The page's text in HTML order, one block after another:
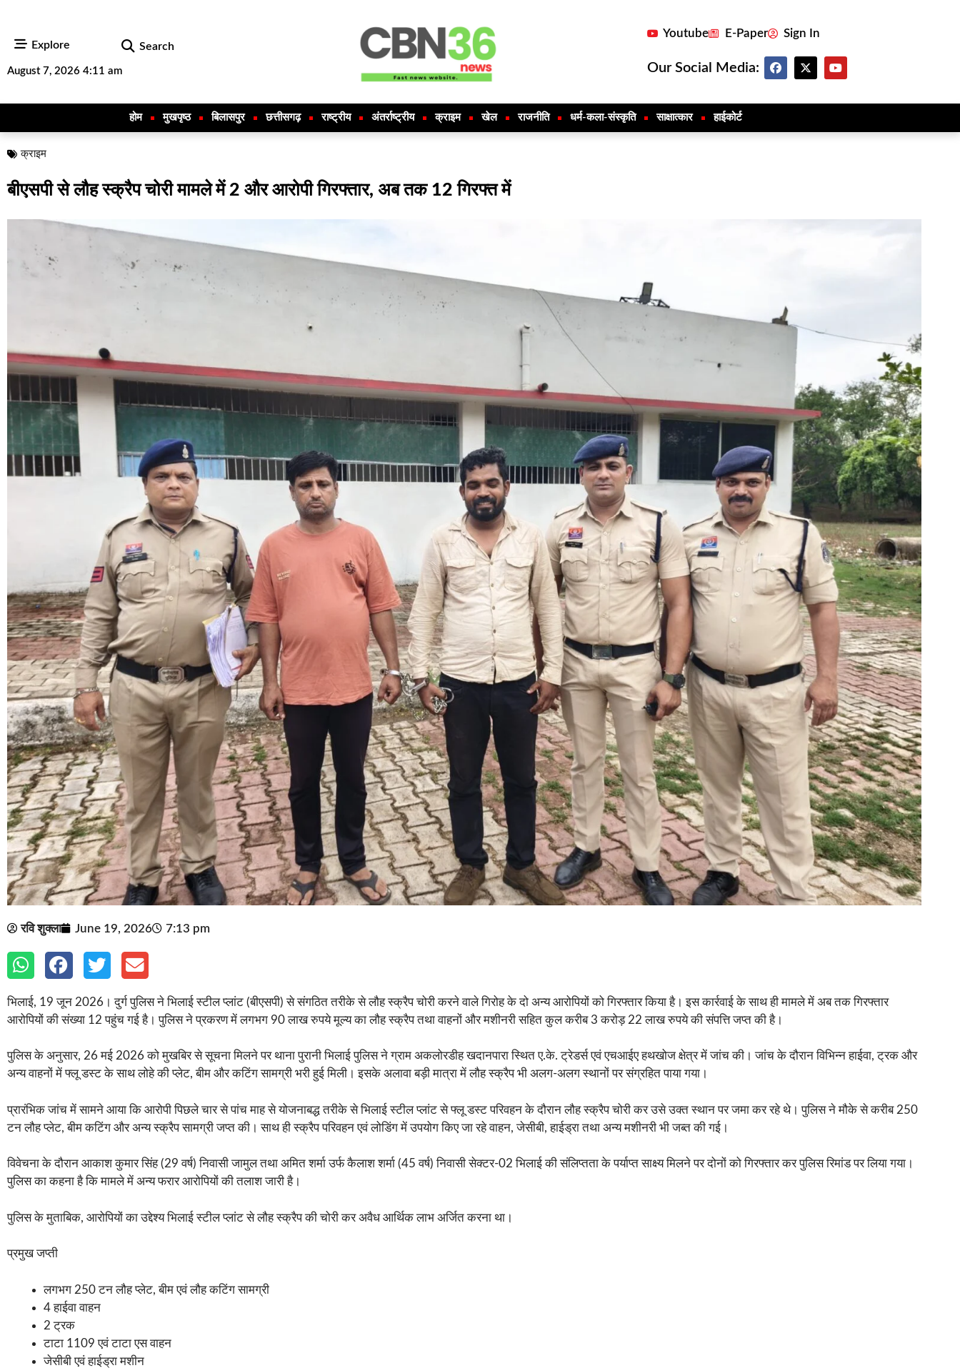
Explore Search
August 7, 2026 4:11 am
Youtube E-Paper Sign In
Our Social Media:
होम मुखपृष्ठ बिलासपुर छत्तीसगढ़ राष्ट्रीय अंतर्राष्ट्रीय क्राइम खेल राजनीति धर्म-कला-संस्कृति साक्षात्कार हाईकोर्ट
क्राइम
बीएसपी से लौह स्क्रैप चोरी मामले में 2 और आरोपी गिरफ्तार, अब तक 12 गिरफ्त में
रवि शुक्ला June 19, 2026 7:13 pm
भिलाई, 19 जून 2026। दुर्ग पुलिस ने भिलाई स्टील प्लांट (बीएसपी) से संगठित तरीके से लौह स्क्रैप चोरी करने वाले गिरोह के दो अन्य आरोपियों को गिरफ्तार किया है। इस कार्रवाई के साथ ही मामले में अब तक गिरफ्तार
आरोपियों की संख्या 12 पहुंच गई है। पुलिस ने प्रकरण में लगभग 90 लाख रुपये मूल्य का लौह स्क्रैप तथा वाहनों और मशीनरी सहित कुल करीब 3 करोड़ 22 लाख रुपये की संपत्ति जप्त की है।
पुलिस के अनुसार, 26 मई 2026 को मुखबिर से सूचना मिलने पर थाना पुरानी भिलाई पुलिस ने ग्राम अकलोरडीह खदानपारा स्थित ए.के. ट्रेडर्स एवं एचआईए हथखोज क्षेत्र में जांच की। जांच के दौरान विभिन्न हाईवा, ट्रक और
अन्य वाहनों में फ्लू डस्ट के साथ लोहे की प्लेट, बीम और कटिंग सामग्री भरी हुई मिली। इसके अलावा बड़ी मात्रा में लौह स्क्रैप भी अलग-अलग स्थानों पर संग्रहित पाया गया।
प्रारंभिक जांच में सामने आया कि आरोपी पिछले चार से पांच माह से योजनाबद्ध तरीके से भिलाई स्टील प्लांट से फ्लू डस्ट परिवहन के दौरान लौह स्क्रैप चोरी कर उसे उक्त स्थान पर जमा कर रहे थे। पुलिस ने मौके से करीब 250
टन लौह प्लेट, बीम कटिंग और अन्य स्क्रैप सामग्री जप्त की। साथ ही स्क्रैप परिवहन एवं लोडिंग में उपयोग किए जा रहे वाहन, जेसीबी, हाईड्रा तथा अन्य मशीनरी भी जब्त की गई।
विवेचना के दौरान आकाश कुमार सिंह (29 वर्ष) निवासी जामुल तथा अमित शर्मा उर्फ कैलाश शर्मा (45 वर्ष) निवासी सेक्टर-02 भिलाई की संलिप्तता के पर्याप्त साक्ष्य मिलने पर दोनों को गिरफ्तार कर पुलिस रिमांड पर लिया गया।
पुलिस का कहना है कि मामले में अन्य फरार आरोपियों की तलाश जारी है।
पुलिस के मुताबिक, आरोपियों का उद्देश्य भिलाई स्टील प्लांट से लौह स्क्रैप की चोरी कर अवैध आर्थिक लाभ अर्जित करना था।
प्रमुख जप्ती
लगभग 250 टन लौह प्लेट, बीम एवं लौह कटिंग सामग्री
4 हाईवा वाहन
2 ट्रक
टाटा 1109 एवं टाटा एस वाहन
जेसीबी एवं हाईड्रा मशीन